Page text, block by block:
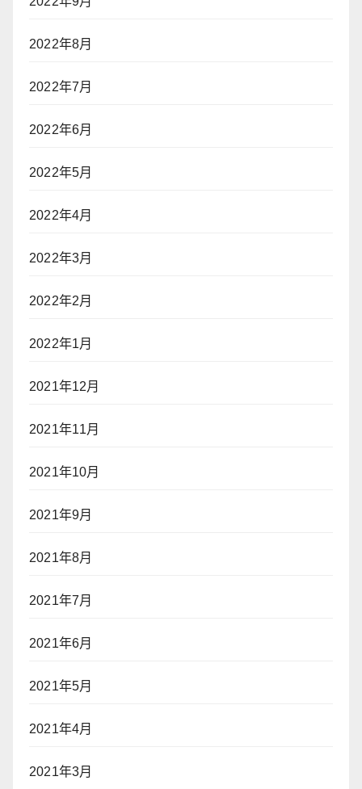
2022年8月
2022年7月
2022年6月
2022年5月
2022年4月
2022年3月
2022年2月
2022年1月
2021年12月
2021年11月
2021年10月
2021年9月
2021年8月
2021年7月
2021年6月
2021年5月
2021年4月
2021年3月